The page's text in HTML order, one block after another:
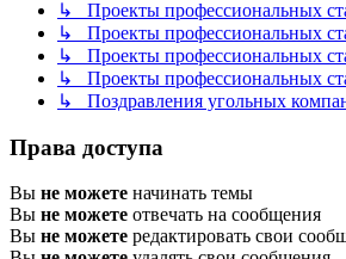
↳ Проекты профессиональных
↳ Проекты профессиональных
↳ Проекты профессиональных
↳ Проекты профессиональных
↳ Поздравления угольных
Права доступа
Вы не можете начинать темы
Вы не можете отвечать на сообщения
Вы не можете редактировать свои